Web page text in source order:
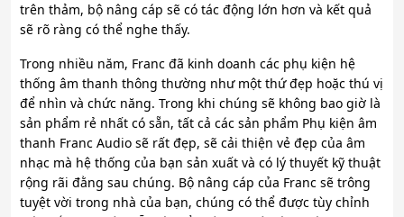
trên thảm, bộ nâng cáp sẽ có tác động lớn hơn và kết quả
sẽ rõ ràng có thể nghe thấy.
Trong nhiều năm, Franc đã kinh doanh các phụ kiện hệ
thống âm thanh thông thường như một thứ đẹp hoặc thú vị
để nhìn và chức năng. Trong khi chúng sẽ không bao giờ là
sản phẩm rẻ nhất có sẵn, tất cả các sản phẩm Phụ kiện âm
thanh Franc Audio sẽ rất đẹp, sẽ cải thiện vẻ đẹp của âm
nhạc mà hệ thống của bạn sản xuất và có lý thuyết kỹ thuật
rộng rãi đằng sau chúng. Bộ nâng cáp của Franc sẽ trông
tuyệt vời trong nhà của bạn, chúng có thể được tùy chỉnh